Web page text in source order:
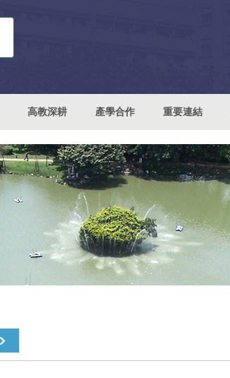
高教深耕 產學合作 重要連結